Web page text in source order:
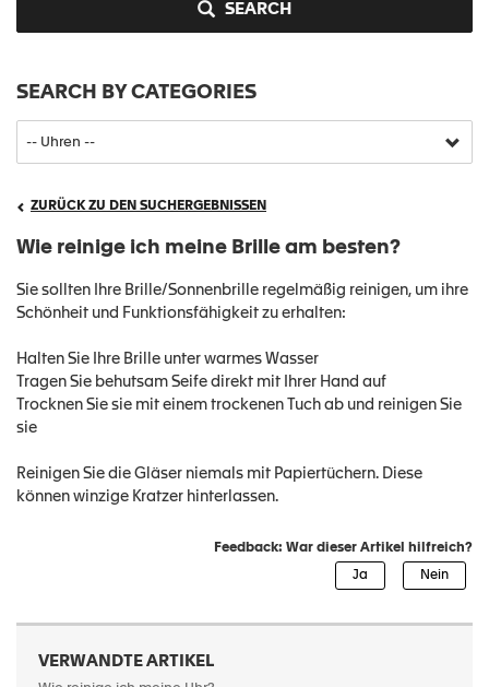
SEARCH
SEARCH BY CATEGORIES
ZURÜCK ZU DEN SUCHERGEBNISSEN
Wie reinige ich meine Brille am besten?
Sie sollten Ihre Brille/Sonnenbrille regelmäßig reinigen, um ihre
Schönheit und Funktionsfähigkeit zu erhalten:
Halten Sie Ihre Brille unter warmes Wasser
Tragen Sie behutsam Seife direkt mit Ihrer Hand auf
Trocknen Sie sie mit einem trockenen Tuch ab und reinigen Sie
sie
Reinigen Sie die Gläser niemals mit Papiertüchern. Diese
können winzige Kratzer hinterlassen.
Feedback: War dieser Artikel hilfreich?
VERWANDTE ARTIKEL